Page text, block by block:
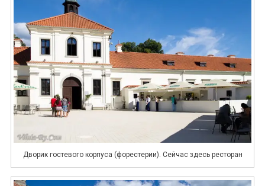
Дворик гостевого корпуса (форестерии). Сейчас здесь ресторан